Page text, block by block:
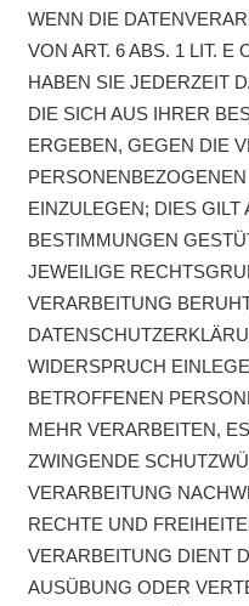
WENN DIE
VON ART. 6 ABS. 1 LIT. E
HABEN SIE JEDERZEIT
DIE SICH AUS IHRER
ERGEBEN, GEGEN DIE
EINZULEGEN; DIES GILT
BESTIMMUNGEN
JEWEILIGE
VERARBEITUNG
WIDERSPRUCH
BETROFFENEN
MEHR VERARBEITEN,
ZWINGENDE
VERARBEITUNG
RECHTE UND
VERARBEITUNG DIENT
AUSÜBUNG ODER